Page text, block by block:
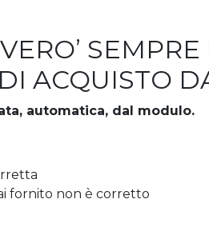
ACQUISTO
automatica, dal modulo.
fornito non è corretto